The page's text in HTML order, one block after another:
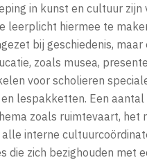
in kunst en cultuur
leerplicht hiermee te
bij geschiedenis,
zoals musea,
voor scholieren
lespakketten. Een
zoals ruimtevaart, het
interne
die zich bezighouden met